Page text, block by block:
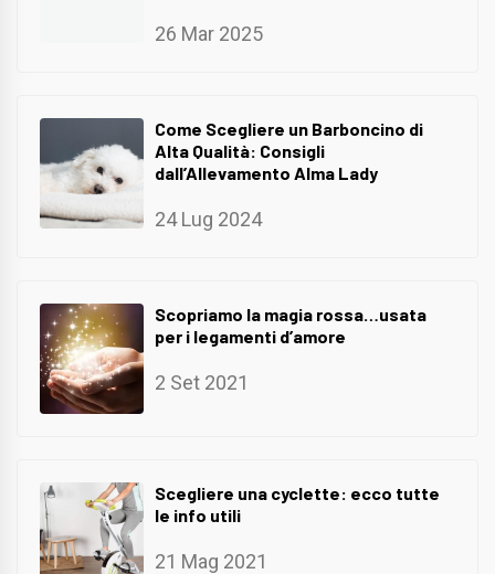
26 Mar 2025
Come Scegliere un Barboncino di
Alta Qualità: Consigli
dall’Allevamento Alma Lady
24 Lug 2024
Scopriamo la magia rossa…usata
per i legamenti d’amore
2 Set 2021
Scegliere una cyclette: ecco tutte
le info utili
21 Mag 2021